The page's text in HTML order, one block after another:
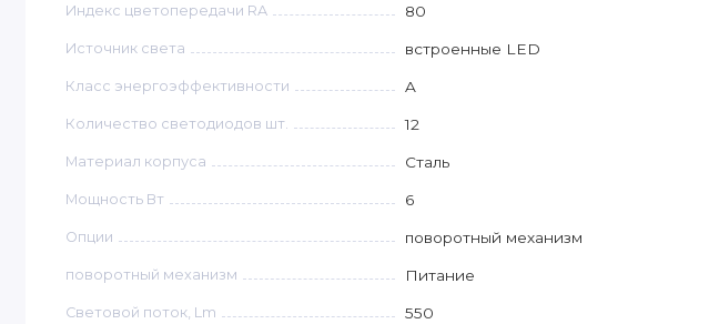
Индекс цветопередачи RA 80
Источник света встроенные LED
Класс энергоэффективности A
Количество светодиодов шт. 12
Материал корпуса Сталь
Мощность Вт 6
Опции поворотный механизм
поворотный механизм Питание
Световой поток, Lm 550